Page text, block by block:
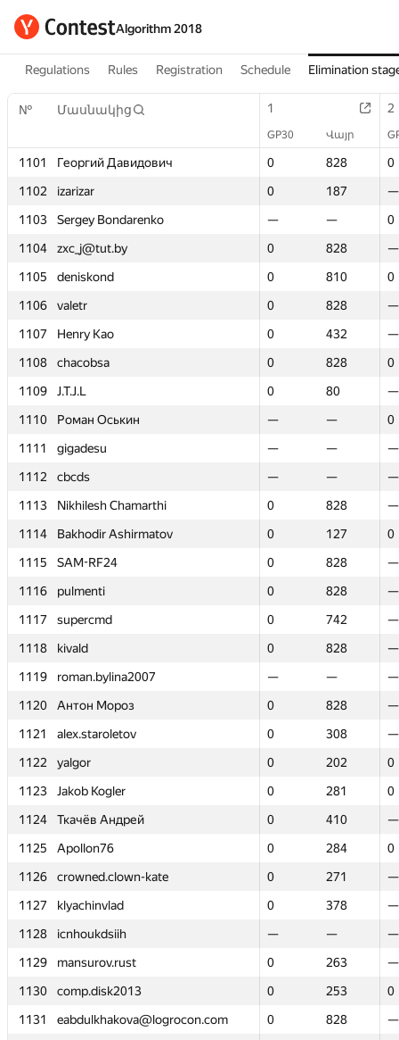
Algorithm 2018
Regulations Rules Registration Schedule Elimination
№ Մասնակից 1 2
GP30 Վայր
1101 Георгий Давидович 0 828
0
1102
izarizar 0 187
—
1103
Sergey Bondarenko — —
0
1104
zxc_j@tut.by 0 828
—
1105
deniskond 0 810
0
1106
valetr 0 828
—
1107
Henry Kao 0 432
—
1108
chacobsa 0 828
0
1109
J.T.J.L 0 80
—
1110
Роман Оськин — —
0
1111
gigadesu — —
—
1112
cbcds — —
—
1113
Nikhilesh Chamarthi 0 828
—
1114
Bakhodir Ashirmatov 0 127
0
1115
SAM-RF24 0 828
—
1116
pulmenti 0 828
—
1117
supercmd 0 742
—
1118
kivald 0 828
—
1119
roman.bylina2007 — —
—
1120
Антон Мороз 0 828
—
1121
alex.staroletov 0 308
—
1122
yalgor 0 202
0
1123
Jakob Kogler 0 281
0
1124
Ткачёв Андрей 0 410
—
1125
Apollon76 0 284
0
1126
crowned.clown-kate 0 271
—
1127
klyachinvlad 0 378
—
1128
icnhoukdsiih — —
—
1129
mansurov.rust 0 263
—
1130
comp.disk2013 0 253
0
1131
eabdulkhakova@logrocon.com 0 828
—
№ Մասնակից 1 2
GP30 Վայր
1101 Георгий Давидович 0 828
0
1102
izarizar 0 187
—
1103
Sergey Bondarenko — —
0
1104
zxc_j@tut.by 0 828
—
1105
deniskond 0 810
0
1106
valetr 0 828
—
1107
Henry Kao 0 432
—
1108
chacobsa 0 828
0
1109
J.T.J.L 0 80
—
1110
Роман Оськин — —
0
1111
gigadesu — —
—
1112
cbcds — —
—
1113
Nikhilesh Chamarthi 0 828
—
1114
Bakhodir Ashirmatov 0 127
0
1115
SAM-RF24 0 828
—
1116
pulmenti 0 828
—
1117
supercmd 0 742
—
1118
kivald 0 828
—
1119
roman.bylina2007 — —
—
1120
Антон Мороз 0 828
—
1121
alex.staroletov 0 308
—
1122
yalgor 0 202
0
1123
Jakob Kogler 0 281
0
1124
Ткачёв Андрей 0 410
—
1125
Apollon76 0 284
0
1126
crowned.clown-kate 0 271
—
1127
klyachinvlad 0 378
—
1128
icnhoukdsiih — —
—
1129
mansurov.rust 0 263
—
1130
comp.disk2013 0 253
0
1131
eabdulkhakova@logrocon.com 0 828
—